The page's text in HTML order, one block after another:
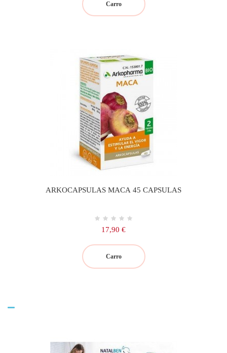
Carro
ARKOCAPSULAS MACA 45 CAPSULAS
Precio
17,90 €
Carro